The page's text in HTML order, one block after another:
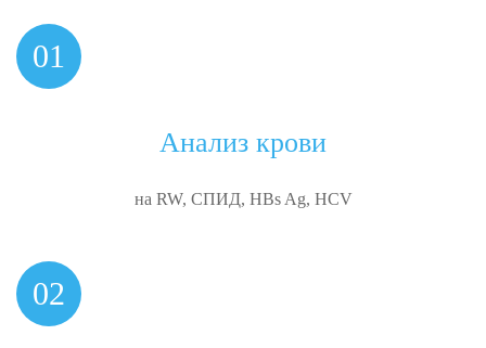
01
Анализ крови
на RW, СПИД, HBs Ag, HCV
02